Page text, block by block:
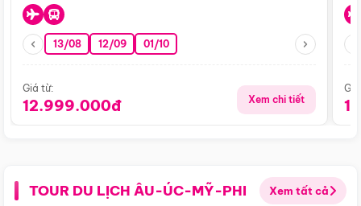
13/08 12/09 01/10
Giá từ:
12.999.000đ Xem chi tiết
TOUR DU LỊCH ÂU-ÚC-MỸ-PHI Xem tất cả
Điểm nổi bật